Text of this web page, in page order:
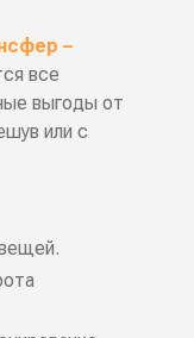
–
все
выгоды от
или с